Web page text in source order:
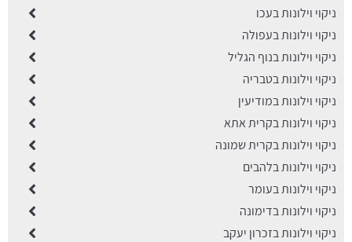
ניקוי וילונות בעכו
ניקוי וילונות בעפולה
ניקוי וילונות בנוף הגליל
ניקוי וילונות בטבריה
ניקוי וילונות במודיעין
ניקוי וילונות בקרית אתא
ניקוי וילונות בקרית שמונה
ניקוי וילונות בלהבים
ניקוי וילונות בעומר
ניקוי וילונות בדימונה
ניקוי וילונות בזכרון יעקב